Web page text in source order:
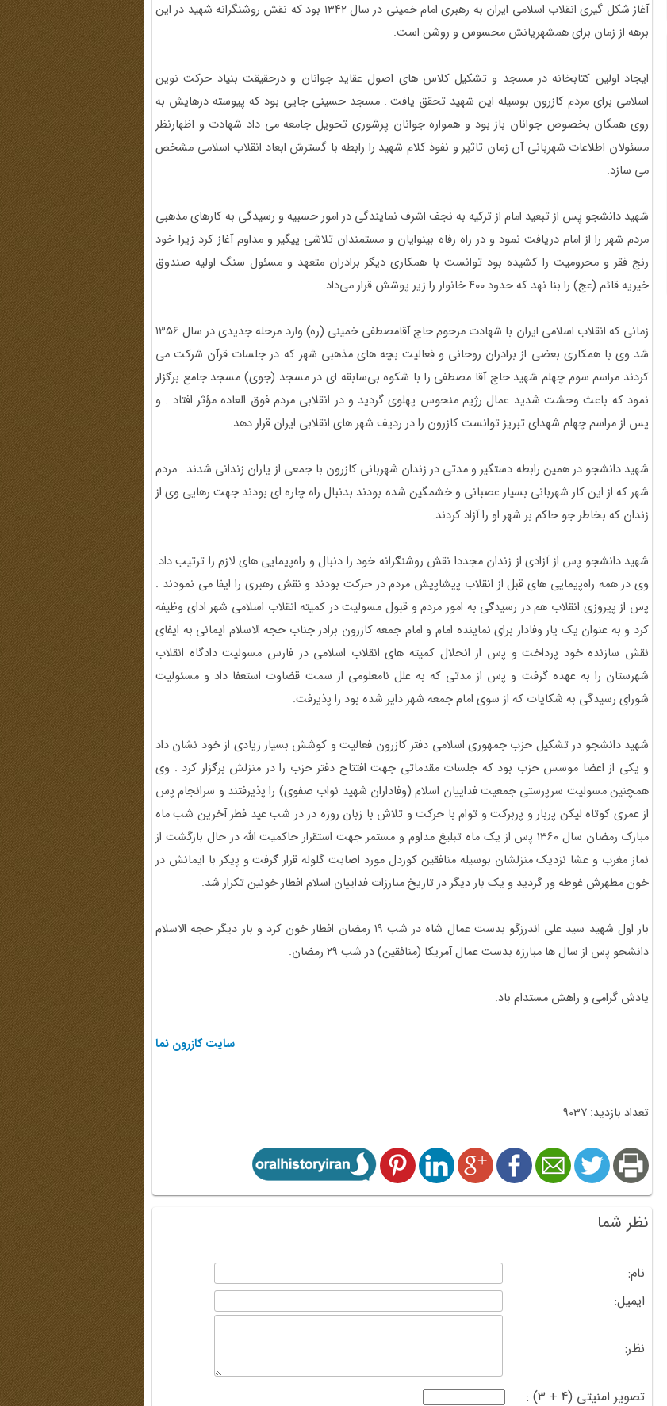
آغاز شکل گیری انقلاب اسلامی ایران به رهبری امام خمینی در سال ۱۳۴۲ بود که نقش روشنگرانه شهید در این
برهه از زمان برای همشهریانش محسوس و روشن است.
ایجاد اولین کتابخانه در مسجد و تشکیل کلاس های اصول عقاید جوانان و درحقیقت بنیاد حرکت نوین
اسلامی برای مردم کازرون بوسیله این شهید تحقق یافت . مسجد حسینی جایی بود که پیوسته درهایش به
روی همگان بخصوص جوانان باز بود و همواره جوانان پرشوری تحویل جامعه می داد شهادت و اظهارنظر
مسئولان اطلاعات شهربانی آن زمان تاﺛیر و نفوذ کلام شهید را رابطه با گسترش ابعاد انقلاب اسلامی مشخص
می سازد.
شهید دانشجو پس از تبعید امام از ترکیه به نجف اشرف نمایندگی در امور حسبیه و رسیدگی به کارهای مذهبی
مردم شهر را از امام دریافت نمود و در راه رفاه بینوایان و مستمندان تلاشی پیگیر و مداوم آغاز کرد زیرا خود
رنج فقر و محرومیت را کشیده بود توانست با همکاری دیګر برادران متعهد و مسئول سنگ اولیه صندوق
خیریه قائم (عج) را بنا نهد که حدود ۴۰۰ خانوار را زیر پوشش قرار می‌داد.
زمانی که انقلاب اسلامی ایران با شهادت مرحوم حاج آقامصطفی خمینی (ره) وارد مرحله جدیدی در سال ۱۳۵۶
شد وی با همکاری بعضی از برادران روحانی و فعالیت بچه های مذهبی شهر که در جلسات قرآن شرکت می
کردند مراسم سوم چهلم شهید حاج آقا مصطفی را با شکوه بی‌سابقه ای در مسجد (جوی) مسجد جامع برګزار
نمود که باعث وحشت شدید عمال رژیم منحوس پهلوی گردید و در انقلابی مردم فوق العاده مؤثر افتاد . و
پس از مراسم چهلم شهدای تبریز توانست کازرون را در ردیف شهر های انقلابی ایران قرار دهد.
شهید دانشجو در همین رابطه دستگیر و مدتی در زندان شهربانی کازرون با جمعی از یاران زندانی شدند . مردم
شهر که از این کار شهربانی بسیار عصبانی و خشمگین شده بودند بدنبال راه چاره ای بودند جهت رهایی وی از
زندان که بخاطر جو حاکم بر شهر او را آزاد کردند.
شهید دانشجو ﭘس از آزادی از زندان مجددا نقش روشنګرانه خود را دنبال و راهﭘیمایی های لازم را ترتیب داد.
وی در همه راهﭘیمایی های قبل از انقلاب ﭘیشاﭘیش مردم در حرکت بودند و نقش رهبری را ایفا می نمودند .
ﭘس از ﭘیروزی انقلاب هم در رسیدګی به امور مردم و قبول مسولیت در کمیته انقلاب اسلامی شهر ادای وظیفه
کرد و به عنوان یک یار وفادار برای نماینده امام و امام جمعه کازرون برادر جناب حجه الاسلام ایمانی به ایفای
نقش سازنده خود ﭘرداخت و ﭘس از انحلال کمیته های انقلاب اسلامی در فارس مسولیت دادگاه انقلاب
شهرستان را به عهده گرفت و ﭘس از مدتی که به علل نامعلومی از سمت قضاوت استعفا داد و مسئولیت
شورای رسیدگی به شکایات که از سوی امام جمعه شهر دایر شده بود را ﭘذیرفت.
شهید دانشجو در تشکیل حزب جمهوری اسلامی دفتر کازرون فعالیت و کوشش بسیار زیادی از خود نشان داد
و یکی از اعضا موسس حزب بود که جلسات مقدماتی جهت افتتاح دفتر حزب را در منزلش برګزار کرد . وی
همچنین مسولیت سرﭘرستی جمعیت فداییان اسلام (وفاداران شهید نواب صفوی) را ﭘذیرفتند و سرانجام ﭘس
از عمری کوتاه لیکن ﭘربار و ﭘربرکت و توام با حرکت و تلاش با زبان روزه در در شب عید فطر آخرین شب ماه
مبارک رمضان سال ۱۳۶۰ ﭘس از یک ماه تبلیغ مداوم و مستمر جهت استقرار حاکمیت الله در حال بازگشت از
نماز مغرب و عشا نزدیک منزلشان بوسیله منافقین کوردل مورد اصابت گلوله قرار ګرفت و ﭘیکر با ایمانش در
خون مطهرش غوطه ور گردید و یک بار دیگر در تاریخ مبارزات فداییان اسلام افطار خونین تکرار شد.
بار اول شهید سید علی اندرزگو بدست عمال شاه در شب ۱۹ رمضان افطار خون کرد و بار دیگر حجه الاسلام
دانشجو ﭘس از سال ها مبارزه بدست عمال آمریکا (منافقین) در شب ۲۹ رمضان.
یادش گرامی و راهش مستدام باد.
سایت کازرون نما
تعداد بازدید: 9037
نظر شما
نام:
ایمیل:
نظر:
تصویر امنیتی (4 + 3) :